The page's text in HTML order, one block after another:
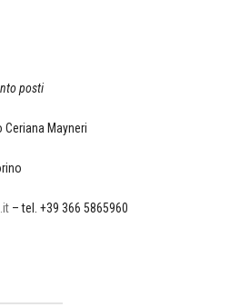
posti
Mayneri
– tel. +39 366 5865960